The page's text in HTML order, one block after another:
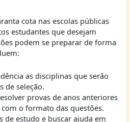
cota nas escolas públicas
estudantes que desejam
podem se preparar de forma
as disciplinas que serão
de seleção.
provas de anos anteriores
o formato das questões.
de estudo e buscar ajuda em